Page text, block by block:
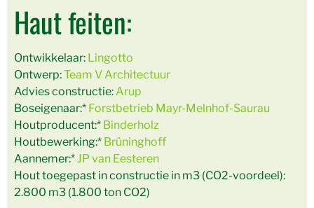
Haut feiten:
Ontwikkelaar: Lingotto
Ontwerp:Team V Architectuur
Advies constructie:Arup
Boseigenaar:* Forstbetrieb Mayr-Melnhof-Saurau
Houtproducent:* Binderholz
Houtbewerking:* Brüninghoff
Aannemer:*JP van Eesteren
Hout toegepast in constructie in m3 (CO2-voordeel):
2.800 m3 (1.800 ton CO2)